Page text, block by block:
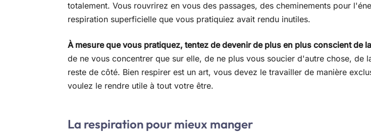
totalement. Vous rouvrirez en vous des passages, des cheminements pour
respiration superficielle que vous pratiquiez avait rendu inutiles.
À mesure que vous pratiquez, tentez de devenir de plus en plus conscient de
de ne vous concentrer que sur elle, de ne plus vous soucier d'autre chose, de
reste de côté. Bien respirer est un art, vous devez le travailler de manière
voulez le rendre utile à tout votre être.
La respiration pour mieux manger